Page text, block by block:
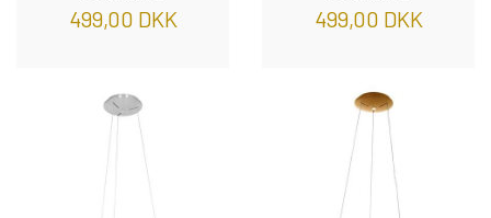
499,00 DKK 499,00 DKK